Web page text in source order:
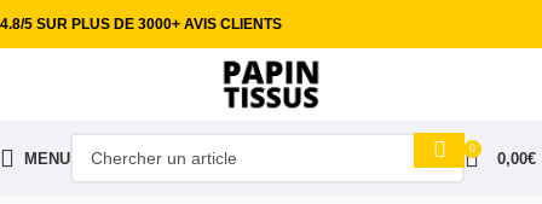
4.8/5 SUR PLUS DE 3000+ AVIS CLIENTS
MENU
0
0,00€